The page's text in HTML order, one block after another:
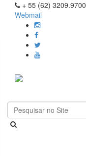
+ 55 (62) 3209.9700
Webmail